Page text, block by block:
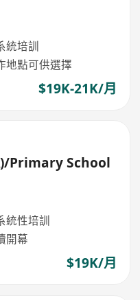
統培訓
地點可供選擇
$19K-21K/月
)/Primary School
統性培訓
開幕
$19K/月